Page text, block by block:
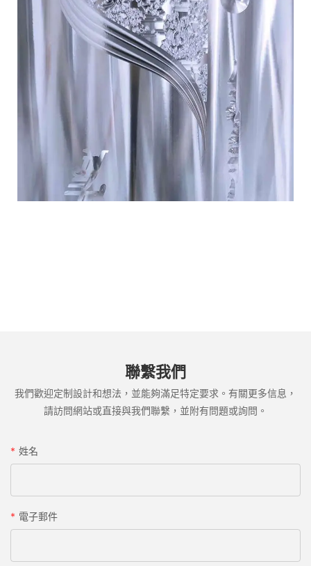
聯繫我們
我們歡迎定制設計和想法，並能夠滿足特定要求。有關更多信息，
請訪問網站或直接與我們聯繫，並附有問題或詢問。
姓名
電子郵件